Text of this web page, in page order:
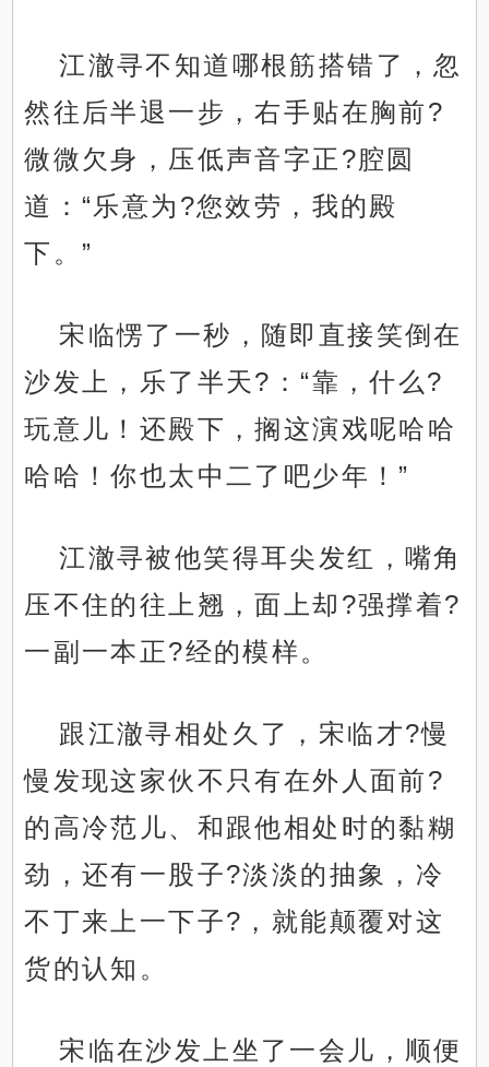
江澈寻不知道哪根筋搭错了，忽
然往后半退一步，右手贴在胸前?
微微欠身，压低声音字正?腔圆
道：“乐意为?您效劳，我的殿
下。”
宋临愣了一秒，随即直接笑倒在
沙发上，乐了半天?：“靠，什么?
玩意儿！还殿下，搁这演戏呢哈哈
哈哈！你也太中二了吧少年！”
江澈寻被他笑得耳尖发红，嘴角
压不住的往上翘，面上却?强撑着?
一副一本正?经的模样。
跟江澈寻相处久了，宋临才?慢
慢发现这家伙不只有在外人面前?
的高冷范儿、和跟他相处时的黏糊
劲，还有一股子?淡淡的抽象，冷
不丁来上一下子?，就能颠覆对这
货的认知。
宋临在沙发上坐了一会儿，顺便